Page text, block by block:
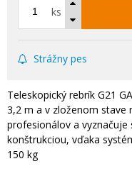
ks
Strážny pes
Teleskopický rebrík G21
3,2 m a v zloženom stave
profesionálov a
konštrukciou, vďaka
150 kg